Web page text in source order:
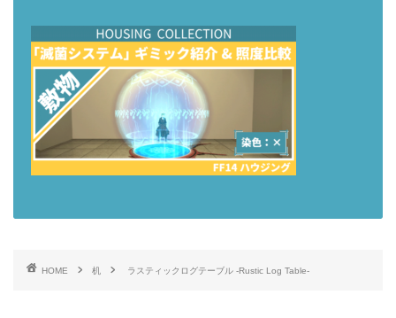
HOME 机 ラスティックログテーブル -Rustic Log Table-